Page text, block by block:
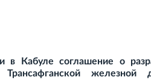
в Кабуле соглашение о
железной